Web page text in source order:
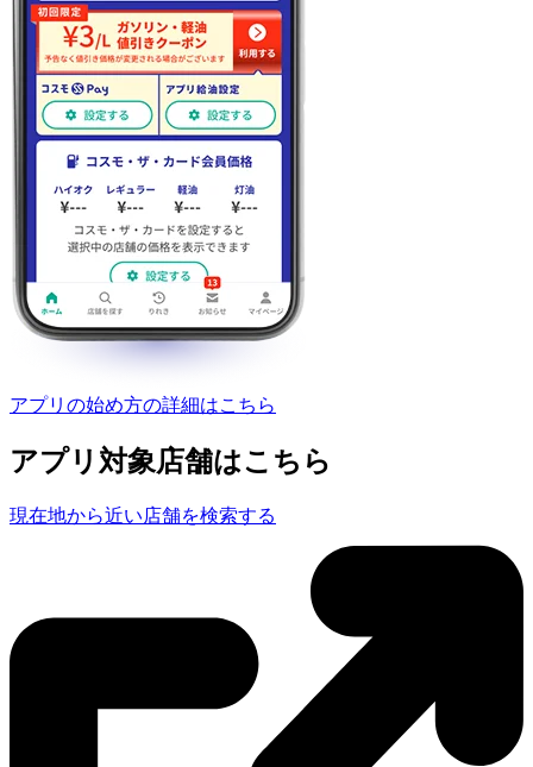
アプリの始め方の詳細はこちら
アプリ対象店舗はこちら
現在地から近い店舗を検索する